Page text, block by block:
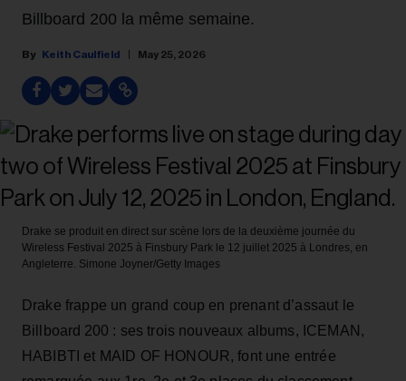
Billboard 200 la même semaine.
Keith Caulfield May 25, 2026
Drake se produit en direct sur scène lors de la deuxième journée du
Wireless Festival 2025 à Finsbury Park le 12 juillet 2025 à Londres, en
Angleterre. Simone Joyner/Getty Images
Drake frappe un grand coup en prenant d’assaut le
Billboard 200 : ses trois nouveaux albums, ICEMAN,
HABIBTI et MAID OF HONOUR, font une entrée